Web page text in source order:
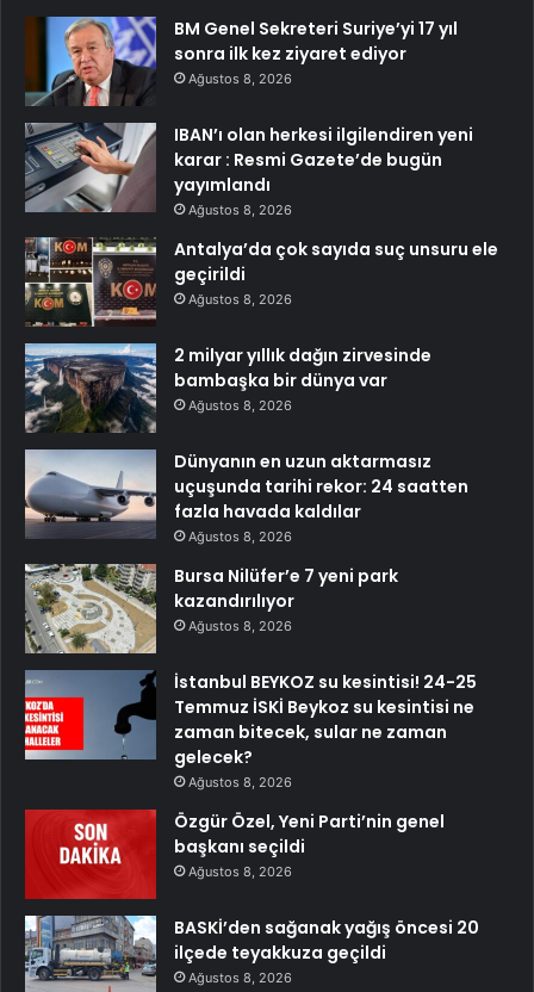
BM Genel Sekreteri Suriye’yi 17 yıl
sonra ilk kez ziyaret ediyor
Ağustos 8, 2026
IBAN’ı olan herkesi ilgilendiren yeni
karar : Resmi Gazete’de bugün
yayımlandı
Ağustos 8, 2026
Antalya’da çok sayıda suç unsuru ele
geçirildi
Ağustos 8, 2026
2 milyar yıllık dağın zirvesinde
bambaşka bir dünya var
Ağustos 8, 2026
Dünyanın en uzun aktarmasız
uçuşunda tarihi rekor: 24 saatten
fazla havada kaldılar
Ağustos 8, 2026
Bursa Nilüfer’e 7 yeni park
kazandırılıyor
Ağustos 8, 2026
İstanbul BEYKOZ su kesintisi! 24-25
Temmuz İSKİ Beykoz su kesintisi ne
zaman bitecek, sular ne zaman
gelecek?
Ağustos 8, 2026
Özgür Özel, Yeni Parti’nin genel
başkanı seçildi
Ağustos 8, 2026
BASKİ’den sağanak yağış öncesi 20
ilçede teyakkuza geçildi
Ağustos 8, 2026